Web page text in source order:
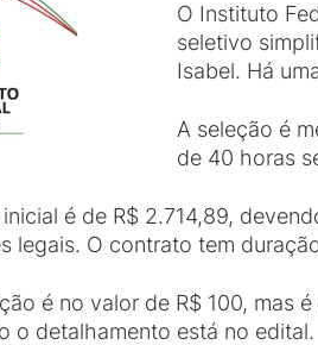
O Instituto
seletivo
Isabel. Há
A seleção é
de 40 horas
é de R$ 2.714,89,
legais. O contrato tem
é no valor de R$ 100, mas
o detalhamento está no edital.